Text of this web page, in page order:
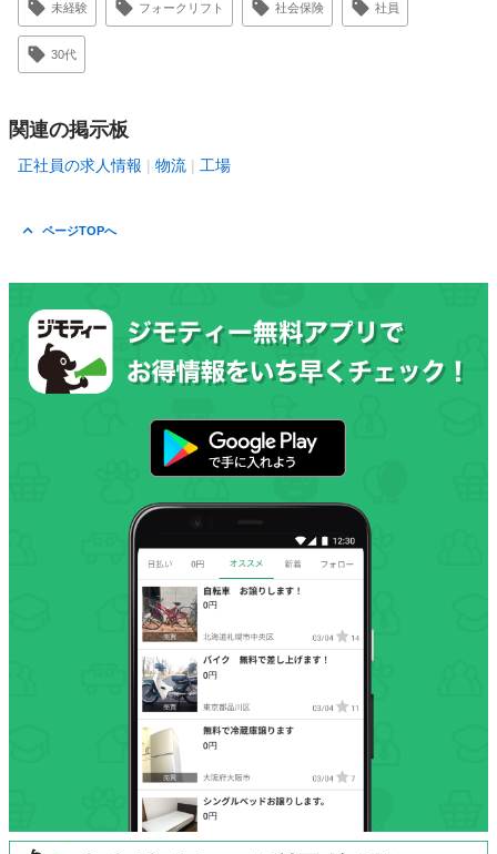
未経験 フォークリフト 社会保険 社員
30代
関連の掲示板
正社員の求人情報 物流 工場
ページTOPへ